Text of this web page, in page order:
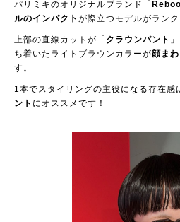
パリミキのオリジナルブランド「
ルのインパクト が際立つモデルがランク
上部の直線カットが「 クラウンパント
ち着いたライトブラウンカラーが顔ま
す。
1本でスタイリングの主役になる存在感
ント にオススメです！